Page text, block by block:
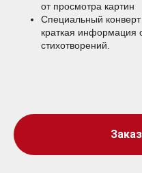
от просмотра картин
Специальный
краткая информация
стихотворений.